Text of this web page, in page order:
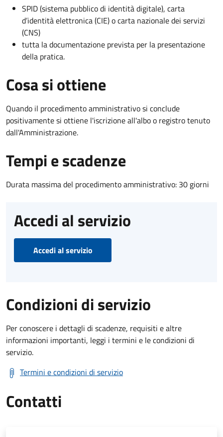
SPID (sistema pubblico di identità digitale), carta
d’identità elettronica (CIE) o carta nazionale dei servizi
(CNS)
tutta la documentazione prevista per la presentazione
della pratica.
Cosa si ottiene
Quando il procedimento amministrativo si conclude
positivamente si ottiene l'iscrizione all'albo o registro tenuto
dall'Amministrazione.
Tempi e scadenze
Durata massima del procedimento amministrativo: 30 giorni
Accedi al servizio
Accedi al servizio
Condizioni di servizio
Per conoscere i dettagli di scadenze, requisiti e altre
informazioni importanti, leggi i termini e le condizioni di
servizio.
Termini e condizioni di servizio
Contatti